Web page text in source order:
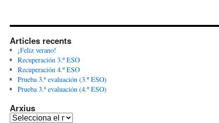
Articles recents
¡Feliz verano!
Recuperación 3.º ESO
Recuperación 4.º ESO
Prueba 3.ª evaluación (3.º ESO)
Prueba 3.ª evaluación (4.º ESO)
Arxius
A